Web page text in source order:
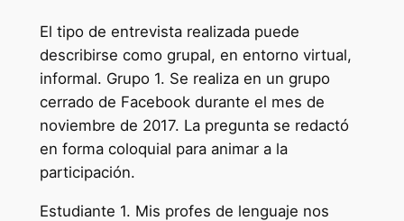
El tipo de entrevista realizada puede
describirse como grupal, en entorno virtual,
informal. Grupo 1. Se realiza en un grupo
cerrado de Facebook durante el mes de
noviembre de 2017. La pregunta se redactó
en forma coloquial para animar a la
participación.
Estudiante 1. Mis profes de lenguaje nos